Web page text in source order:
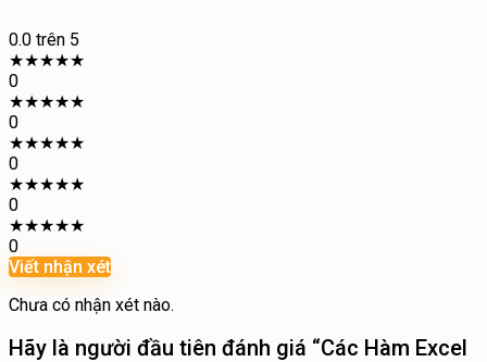
0.0 trên 5
★★★★★
0
★★★★★
0
★★★★★
0
★★★★★
0
★★★★★
0
Viết nhận xét
Chưa có nhận xét nào.
Hãy là người đầu tiên đánh giá “Các Hàm Excel